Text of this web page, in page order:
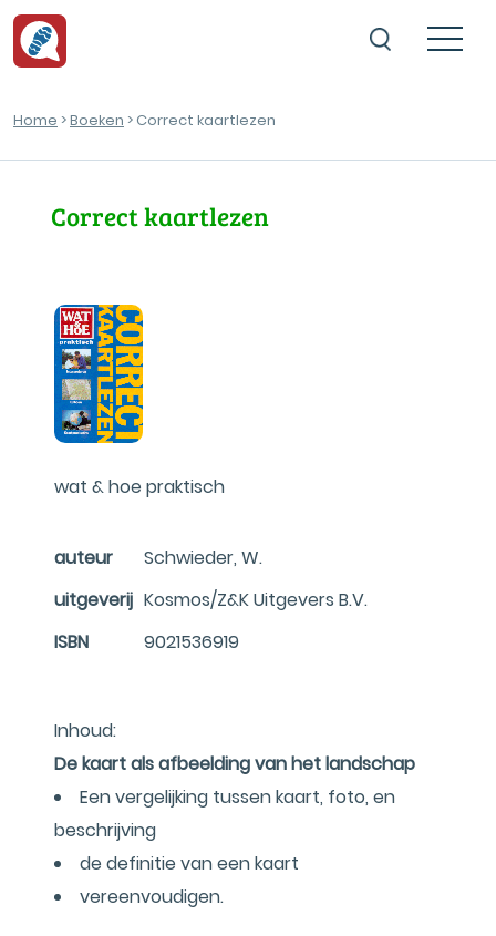
Home >Boeken > Correct kaartlezen
Correct kaartlezen
wat & hoe praktisch
auteur
Schwieder, W.
uitgeverij Kosmos/Z&K Uitgevers B.V.
ISBN
9021536919
Inhoud:
De kaart als afbeelding van het landschap
Een vergelijking tussen kaart, foto, en
beschrijving
de definitie van een kaart
vereenvoudigen.